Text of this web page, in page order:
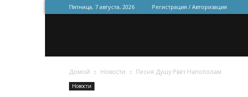
Пятница, 7 августа, 2026 Регистрация / Авторизация
Домой Новости Песня Душу Рвёт Напополам
Новости